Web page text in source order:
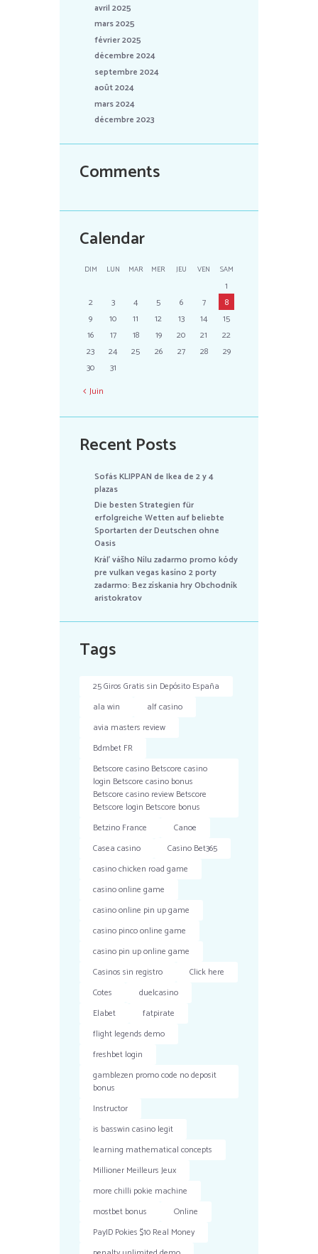
avril 2025
mars 2025
février 2025
décembre 2024
septembre 2024
août 2024
mars 2024
décembre 2023
Comments
Calendar
DIM LUN MAR MER JEU VEN SAM
1
2
3 4 5 6 7
8
9
10 11 12 13 14
15
16
17 18 19 20 21
22
23
24 25 26 27 28
29
30
31
Juin
Recent Posts
Sofás KLIPPAN de Ikea de 2 y 4
plazas
Die besten Strategien für
erfolgreiche Wetten auf beliebte
Sportarten der Deutschen ohne
Oasis
Kráľ vášho Nílu zadarmo promo kódy
pre vulkan vegas kasíno 2 porty
zadarmo: Bez získania hry Obchodník
aristokratov
Tags
25 Giros Gratis sin Depósito España
ala win
alf casino
avia masters review
Bdmbet FR
Betscore casino Betscore casino
login Betscore casino bonus
Betscore casino review Betscore
Betscore login Betscore bonus
Betzino France
Canoe
Casea casino
Casino Bet365
casino chicken road game
casino online game
casino online pin up game
casino pinco online game
casino pin up online game
Casinos sin registro
Click here
Cotes
duelcasino
Elabet
fatpirate
flight legends demo
freshbet login
gamblezen promo code no deposit
bonus
Instructor
is basswin casino legit
learning mathematical concepts
Millioner Meilleurs Jeux
more chilli pokie machine
mostbet bonus
Online
PayID Pokies $10 Real Money